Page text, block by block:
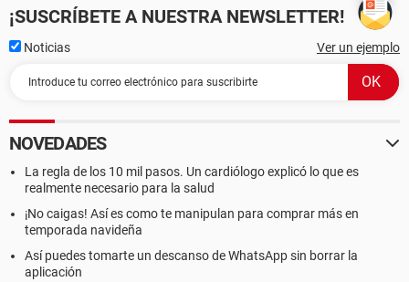
¡SUSCRÍBETE A NUESTRA NEWSLETTER!
Noticias Ver un ejemplo
NOVEDADES
La regla de los 10 mil pasos. Un cardiólogo explicó lo que es
realmente necesario para la salud
¡No caigas! Así es como te manipulan para comprar más en
temporada navideña
Así puedes tomarte un descanso de WhatsApp sin borrar la
aplicación